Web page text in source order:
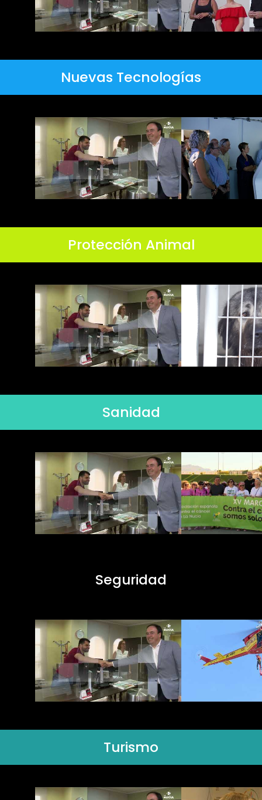
Nuevas Tecnologías
Protección Animal
Sanidad
Seguridad
Turismo